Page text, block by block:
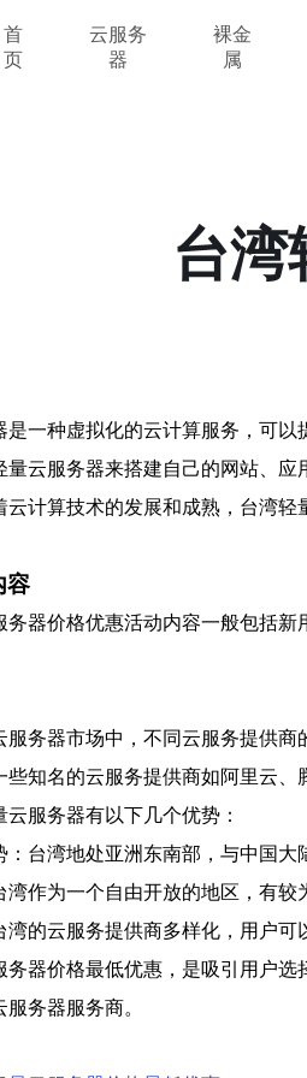
首
页
云服务
器
裸金
属
台湾
是一种虚拟化的云计算服务，可
量云服务器来搭建自己的网站、应
云计算技术的发展和成熟，台湾
容
务器价格优惠活动内容一般包括
服务器市场中，不同云服务提供
些知名的云服务提供商如阿里云
服务器有以下几个优势：
：台湾地处亚洲东南部，与中国
湾作为一个自由开放的地区，有
湾的云服务提供商多样化，用户
务器价格最低优惠，是吸引用户
务器服务商。